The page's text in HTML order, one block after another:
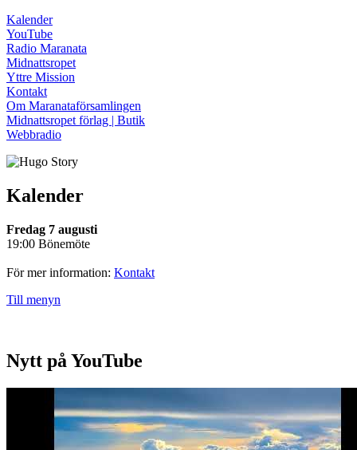
Kalender
YouTube
Radio Maranata
Midnattsropet
Yttre Mission
Kontakt
Om Maranataförsamlingen
Midnattsropet förlag | Butik
Webbradio
Kalender
Fredag 7 augusti
19:00 Bönemöte
För mer information: Kontakt
Till menyn
Nytt på YouTube